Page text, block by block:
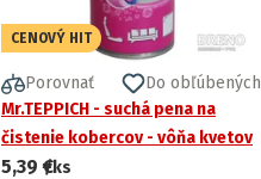
CENOVÝ HIT
Porovnať
Do obľúbených
Mr.TEPPICH - suchá pena na
čistenie kobercov - vôňa kvetov
5,39 €/ks